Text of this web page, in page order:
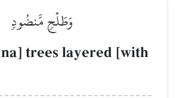
وَطَلۡحٖ مَّنضُودٖ
trees layered [with